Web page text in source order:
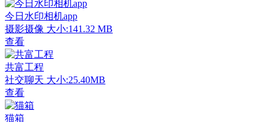
今日水印相机app
摄影摄像 大小:141.32 MB
查看
共富工程
社交聊天 大小:25.40MB
查看
猫箱